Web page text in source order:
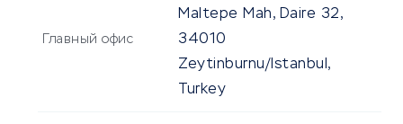
Главный офис
Maltepe Mah, Daire 32,
34010
Zeytinburnu/Istanbul,
Turkey